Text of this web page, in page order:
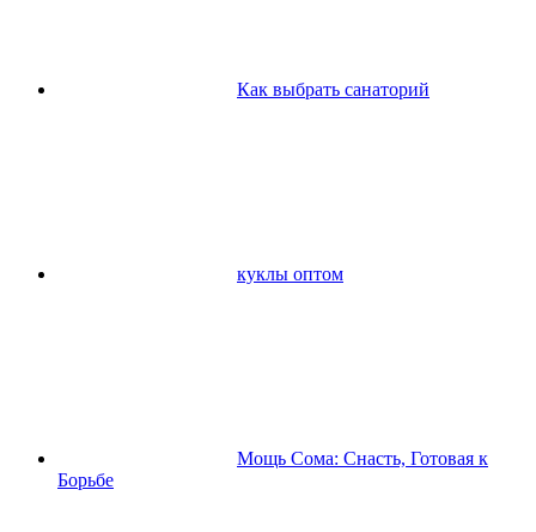
Как выбрать санаторий
куклы оптом
Мощь Сома: Снасть, Готовая к
Борьбе